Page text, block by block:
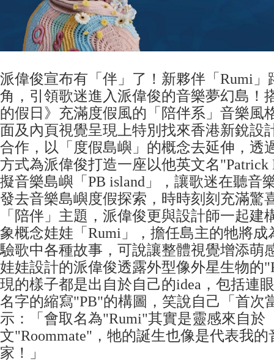
派偉俊宣布有「伴」了！新夥伴「Rumi」
角，引領歌迷進入派偉俊的音樂夢幻島！
的假日》充滿度假風的「陪伴系」音樂風
面及內頁視覺呈現上特別找來香港新銳設
合作，以「度假島嶼」的概念去延伸，透
方式為派偉俊打造一座以他英文名"Patrick
擬音樂島嶼「PB island」，讓歌迷在聽音
發去音樂島嶼度假探索，時時刻刻充滿驚
「陪伴」主題，派偉俊更與設計師一起建
象概念娃娃「Rumi」，擔任島主的牠將成
驗歌中各種故事，可說讓整體視覺增添萌
娃娃設計的派偉俊透露外型像外星生物的
現的樣子都是出自於自己的idea，包括連
名字的縮寫"PB"的構圖，笑說自己「首次
示：「會取名為"Rumi"其實是靈感來自於
文"Roommate"，牠的誕生也像是代表我
家！」